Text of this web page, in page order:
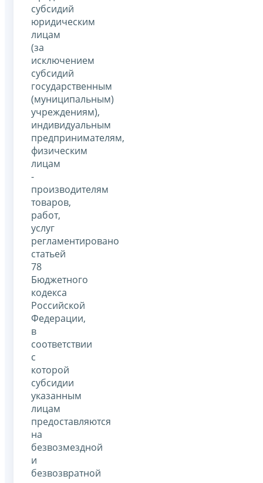
субсидий
юридическим
лицам
(за
исключением
субсидий
государственным
(муниципальным)
учреждениям),
индивидуальным
предпринимателям,
физическим
лицам
-
производителям
товаров,
работ,
услуг
регламентировано
статьей
78
Бюджетного
кодекса
Российской
Федерации,
в
соответствии
с
которой
субсидии
указанным
лицам
предоставляются
на
безвозмездной
и
безвозвратной